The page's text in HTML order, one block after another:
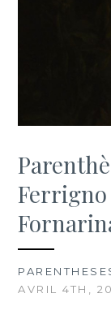
Ferrigno
AVRIL 4TH,